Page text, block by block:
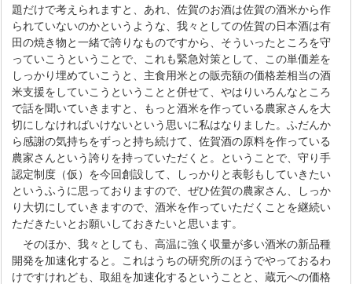
題だけで考えられますと、あれ、佐賀のお酒は佐賀の酒米から作
られていないのかというような、我々としての佐賀の日本酒は有
田の焼き物と一緒で誇りなものですから、そういったところを守
っていこうということで、これも緊急対策として、この単価差を
しっかり埋めていこうと、主食用米との販売額の価格差相当の酒
米支援をしていこうということと併せて、やはりいろんなところ
で話を聞いていきますと、もっと酒米を作っている農家さんを大
切にしなければいけないという思いに私はなりました。ふだんか
ら感謝の気持ちをずっと持ち続けて、佐賀酒の原料を作っている
農家さんという誇りを持っていただくと。ということで、守り手
認定制度（仮）を今回創設して、しっかりと表彰もしていきたい
というふうに思っておりますので、ぜひ佐賀の農家さん、しっか
り大切にしていきますので、酒米を作っていただくことを継続い
ただきたいとお願いしておきたいと思います。
そのほか、我々としても、高温に強く収量が多い酒米の新品種
開発を加速化すると。これはうちの研究所のほうでやっておるわ
けですけれども、取組を加速化するということと、蔵元への価格